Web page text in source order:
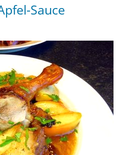
Sauce